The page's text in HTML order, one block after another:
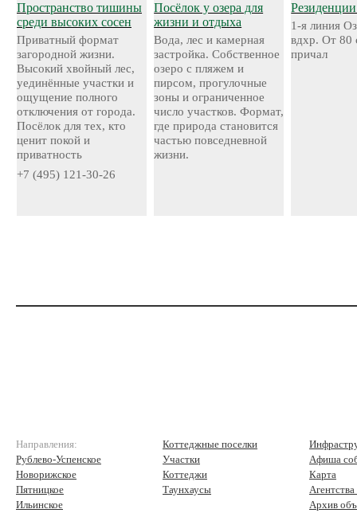
Пространство тишины
среди высоких сосен
Приватный формат
загородной жизни.
Высокий хвойный лес,
уединённые участки и
ощущение полного
отключения от города.
Посёлок для тех, кто
ценит покой и
приватность
+7 (495) 121-30-26
Посёлок у озера для
жизни и отдыха
Вода, лес и камерная
застройка. Собственное
озеро с пляжем и
пирсом, прогулочные
зоны и ограниченное
число участков. Формат,
где природа становится
частью повседневной
жизни.
1-я линия
вдхр. От 80
причал
Направления:
Рублево-Успенское
Новорижское
Пятницкое
Ильинское
Коттеджные поселки
Участки
Коттеджи
Таунхаусы
Афиша
Карта
Архив